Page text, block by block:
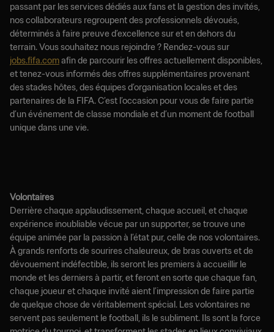
passant par les services dédiés aux fans et la gestion des invités,
nos collaborateurs regroupent des professionnels dévoués,
déterminés à faire preuve d’excellence sur et en dehors du
terrain. Vous souhaitez nous rejoindre ? Rendez-vous sur
jobs.fifa.comafin de parcourir les offres actuellement disponibles,
et tenez-vous informés des offres supplémentaires provenant
des stades hôtes, des équipes d’organisation locales et des
partenaires de la FIFA. C’est l’occasion pour vous de faire partie
d’un événement de classe mondiale et d’un moment de football
unique dans une vie.
Volontaires
Derrière chaque applaudissement, chaque accueil, et chaque
expérience inoubliable vécue par un supporter, se trouve une
équipe animée par la passion à l’état pur, celle de nos volontaires.
À grands renforts de sourires chaleureux, de bras ouverts et de
dévouement indéfectible, ils seront les premiers à accueillir le
monde et les derniers à partir, et feront en sorte que chaque fan,
chaque joueur et chaque invité aient l’impression de faire partie
de quelque chose de véritablement spécial. Les volontaires ne
servent pas seulement le football, ils le subliment. Ils sont la force